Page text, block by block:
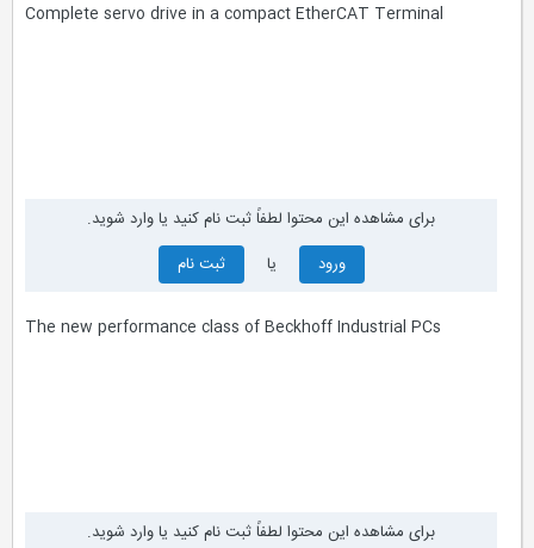
Complete servo drive in a compact EtherCAT Terminal
برای مشاهده این محتوا لطفاً ثبت نام کنید یا وارد شوید.
ورود
ثبت نام
The new performance class of Beckhoff Industrial PCs
برای مشاهده این محتوا لطفاً ثبت نام کنید یا وارد شوید.